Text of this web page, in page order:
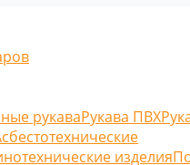
рукаваРукава ПВХ
изделия